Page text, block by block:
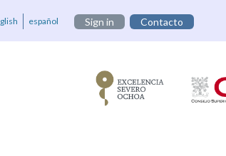
español Sign in Contacto